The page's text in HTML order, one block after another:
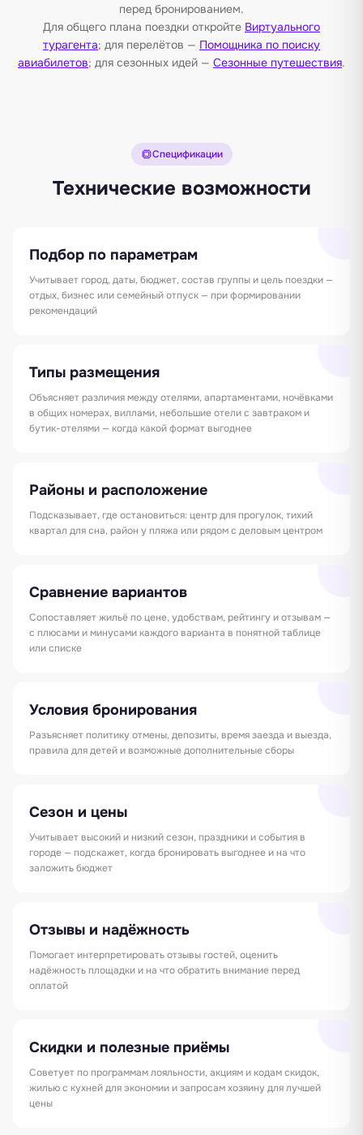
перед бронированием.
Для общего плана поездки откройте Виртуального
турагента; для перелётов — Помощника по поиску
авиабилетов; для сезонных идей — Сезонные путешествия.
Спецификации
Технические возможности
Подбор по параметрам
Учитывает город, даты, бюджет, состав группы и цель поездки —
отдых, бизнес или семейный отпуск — при формировании
рекомендаций
Типы размещения
Объясняет различия между отелями, апартаментами, ночёвками
в общих номерах, виллами, небольшие отели с завтраком и
бутик-отелями — когда какой формат выгоднее
Районы и расположение
Подсказывает, где остановиться: центр для прогулок, тихий
квартал для сна, район у пляжа или рядом с деловым центром
Сравнение вариантов
Сопоставляет жильё по цене, удобствам, рейтингу и отзывам —
с плюсами и минусами каждого варианта в понятной таблице
или списке
Условия бронирования
Разъясняет политику отмены, депозиты, время заезда и выезда,
правила для детей и возможные дополнительные сборы
Сезон и цены
Учитывает высокий и низкий сезон, праздники и события в
городе — подскажет, когда бронировать выгоднее и на что
заложить бюджет
Отзывы и надёжность
Помогает интерпретировать отзывы гостей, оценить
надёжность площадки и на что обратить внимание перед
оплатой
Скидки и полезные приёмы
Советует по программам лояльности, акциям и кодам скидок,
жилью с кухней для экономии и запросам хозяину для лучшей
цены